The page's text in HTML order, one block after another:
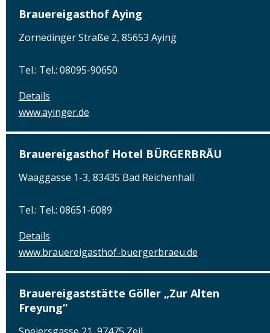
Brauereigasthof Aying
Zornedinger Straße 2, 85653 Aying
Tel.: Tel.: 08095-90650
Details
www.ayinger.de
Brauereigasthof Hotel BÜRGERBRÄU
Waaggasse 1-3, 83435 Bad Reichenhall
Tel.: Tel.: 08651-6089
Details
www.brauereigasthof-buergerbraeu.de
Brauereigaststätte Göller „Zur Alten
Freyung“